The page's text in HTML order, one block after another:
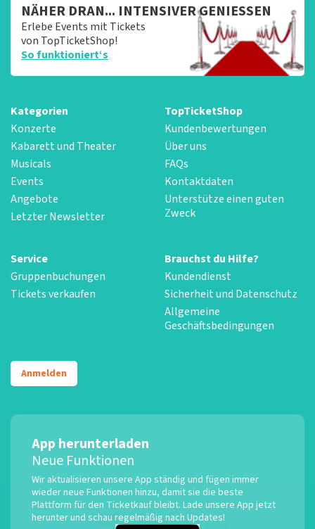
NÄHER DRAN... INTENSIVER GENIESSEN
Erlebe Events mit Tickets
von TopTicketShop!
So funktioniert‘s
Kategorien
Konzerte
Kabarett und Theater
Musicals
Events
Angebote
Letzter Newsletter
TopTicketShop
Kundenbewertungen
Über uns
FAQs
Kontaktdaten
Unterstütze einen guten
Zweck
Service
Gruppenbuchungen
Tickets verkaufen
Brauchst du Hilfe?
Kundendienst
Sicherheit und Datenschutz
Allgemeine
Geschäftsbedingungen
Anmelden
App herunterladen
Neue Funktionen
Wir aktualisieren unsere App ständig und fügen immer
wieder neue Funktionen hinzu, damit sie die beste
Plattform für den Ticketkauf bleibt. Lade unsere App jetzt
herunter und schau regelmäßig nach Updates!